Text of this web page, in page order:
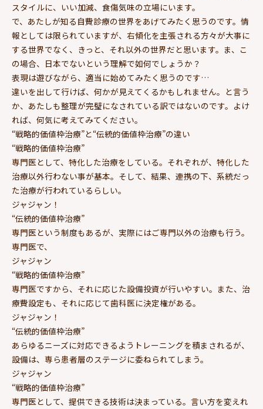
スタイルに、いい加減、食傷気味の立場にいます。
で、あたしが知る自費診療の世界をあげてみたく思うのです。情
報としては限られていますが、右傾化を主張される方々が大事に
する世界でなく、きっと、それ以外の世界だと思います。ま、こ
の場合、日本でないという理解で如何でしょうか？
表現は遊びながら、適当に始めてみたく思うのです…
違いを出して行けば、何かが見えてくるかもしれません。と言う
か、あたしも整理が完璧になされている訳ではないのです。よけ
れば、何気に考えてみてください。
“戦略的価値枠治療”と“伝統的価値枠治療”の違い
“戦略的価値枠治療”
専門医として、特化した治療をしている。それぞれが、特化した
治療以外行わない事が基本。そして、結果、連携の下、系統だっ
た治療が行われているらしい。
ジャジャン！
“伝統的価値枠治療”
専門医という制度もあるが、実際にはご専門以外の治療も行う。
専門医で、
ジャジャン
“戦略的価値枠治療”
専門医ですから、それに応じた設備投資が行いやすい。また、治
療費設定も、それに応じて歯科医に決定権がある。
ジャジャン！
“伝統的価値枠治療”
あらゆるニーズに対応できるようトレーニングを積まされるが、
設備は、専ら患者層のステージに委ねられてしまう。
ジャジャン
“戦略的価値枠治療”
専門医として、提供できる技術は決まっている。言い方を変えれ